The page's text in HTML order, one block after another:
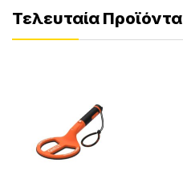
Τελευταία Προϊόντα